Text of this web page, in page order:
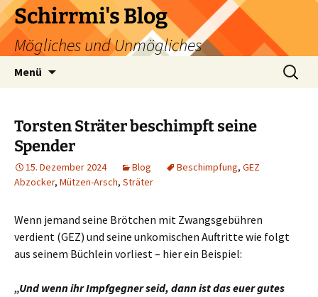
Zum
Inhalt
springen
Schirrmi's Blog
Mögliches und Unmögliches
Menü
Suchen
nach:
Torsten Sträter beschimpft seine
Spender
15. Dezember 2024 Blog Beschimpfung, GEZ
Abzocker, Mützen-Arsch, Sträter
Wenn jemand seine Brötchen mit Zwangsgebühren
verdient (GEZ) und seine unkomischen Auftritte wie folgt
aus seinem Büchlein vorliest – hier ein Beispiel:
„Und wenn ihr Impfgegner seid, dann ist das euer gutes